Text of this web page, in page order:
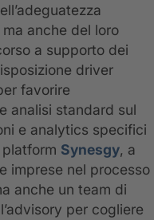
ma anche del loro
a supporto dei
driver
favorire
analisi standard sul
e analytics specifici
Synesgy, a
imprese nel processo
anche un team di
per cogliere